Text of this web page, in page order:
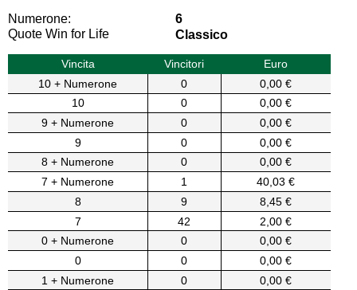
Numerone:
6
Quote Win for Life
Classico
Vincita Vincitori
Euro
10 + Numerone
0
0,00 €
10
0
0,00 €
9 + Numerone
0
0,00 €
9
0
0,00 €
8 + Numerone
0
0,00 €
7 + Numerone
1
40,03 €
8
9
8,45 €
7
42
2,00 €
0 + Numerone
0
0,00 €
0
0
0,00 €
1 + Numerone
0
0,00 €